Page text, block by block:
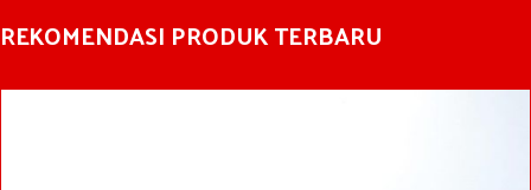
REKOMENDASI PRODUK TERBARU